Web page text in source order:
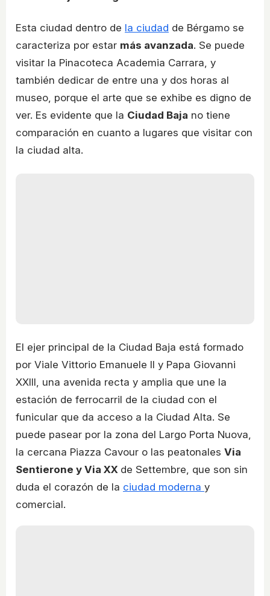
Esta ciudad dentro de la ciudad de Bérgamo se
caracteriza por estar más avanzada. Se puede
visitar la Pinacoteca Academia Carrara, y
también dedicar de entre una y dos horas al
museo, porque el arte que se exhibe es digno de
ver. Es evidente que la Ciudad Baja no tiene
comparación en cuanto a lugares que visitar con
la ciudad alta.
El ejer principal de la Ciudad Baja está formado
por Viale Vittorio Emanuele II y Papa Giovanni
XXIII, una avenida recta y amplia que une la
estación de ferrocarril de la ciudad con el
funicular que da acceso a la Ciudad Alta. Se
puede pasear por la zona del Largo Porta Nuova,
la cercana Piazza Cavour o las peatonales Via
Sentierone y Via XX de Settembre, que son sin
duda el corazón de la ciudad moderna y
comercial.